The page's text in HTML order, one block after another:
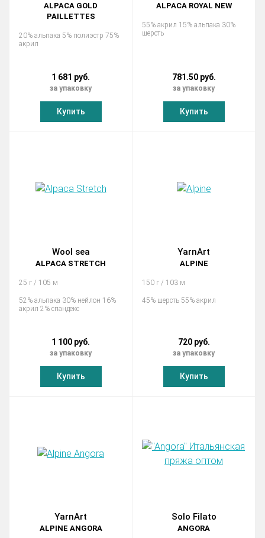
ALPACA GOLD
PAILLETTES
20% альпака 5% полиэстр 75%
акрил
1 681 руб.
за упаковку
Купить
ALPACA ROYAL NEW
55% акрил 15% альпака 30%
шерсть
781.50 руб.
за упаковку
Купить
Wool sea
ALPACA STRETCH
25 г / 105 м
52% альпака 30% нейлон 16%
акрил 2% спандекс
1 100 руб.
за упаковку
Купить
YarnArt
ALPINE
150 г / 103 м
45% шерсть 55% акрил
720 руб.
за упаковку
Купить
YarnArt
ALPINE ANGORA
Solo Filato
ANGORA